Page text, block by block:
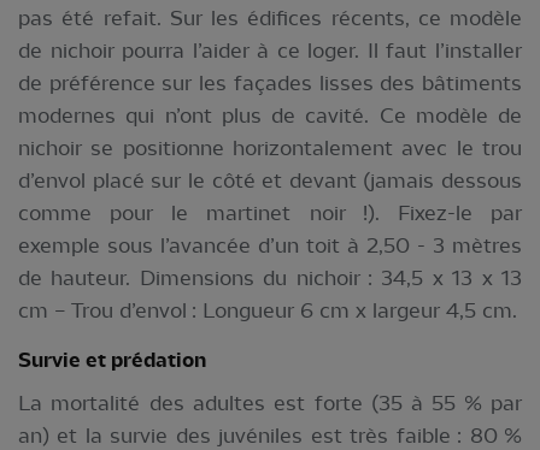
pas été refait. Sur les édifices récents, ce modèle
de nichoir pourra l’aider à ce loger. Il faut l’installer
de préférence sur les façades lisses des bâtiments
modernes qui n’ont plus de cavité. Ce modèle de
nichoir se positionne horizontalement avec le trou
d’envol placé sur le côté et devant (jamais dessous
comme pour le martinet noir !). Fixez-le par
exemple sous l’avancée d’un toit à 2,50 - 3 mètres
de hauteur. Dimensions du nichoir : 34,5 x 13 x 13
cm – Trou d’envol : Longueur 6 cm x largeur 4,5 cm.
Survie et prédation
La mortalité des adultes est forte (35 à 55 % par
an) et la survie des juvéniles est très faible : 80 %